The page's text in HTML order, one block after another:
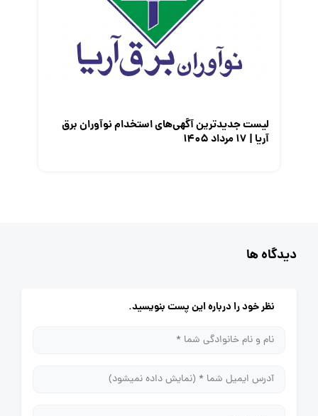
لیست جدیدترین آگهی‌های استخدام نوآوران برق
آریا | ۱۷ مرداد ۱۴۰۵
دیدگاه ها
نظر خود را درباره این پست بنویسید.